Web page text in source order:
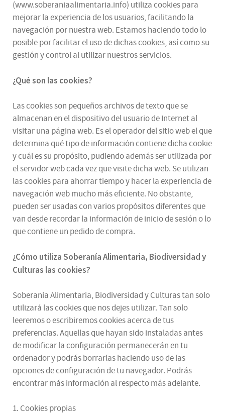
(www.soberaniaalimentaria.info) utiliza cookies para
mejorar la experiencia de los usuarios, facilitando la
navegación por nuestra web. Estamos haciendo todo lo
posible por facilitar el uso de dichas cookies, así como su
gestión y control al utilizar nuestros servicios.
¿Qué son las cookies?
Las cookies son pequeños archivos de texto que se
almacenan en el dispositivo del usuario de Internet al
visitar una página web. Es el operador del sitio web el que
determina qué tipo de información contiene dicha cookie
y cuál es su propósito, pudiendo además ser utilizada por
el servidor web cada vez que visite dicha web. Se utilizan
las cookies para ahorrar tiempo y hacer la experiencia de
navegación web mucho más eficiente. No obstante,
pueden ser usadas con varios propósitos diferentes que
van desde recordar la información de inicio de sesión o lo
que contiene un pedido de compra.
¿Cómo utilizaSoberanía Alimentaria, Biodiversidad y
Culturas las cookies?
Soberanía Alimentaria, Biodiversidad y Culturas tan solo
utilizará las cookies que nos dejes utilizar. Tan solo
leeremos o escribiremos cookies acerca de tus
preferencias. Aquellas que hayan sido instaladas antes
de modificar la configuración permanecerán en tu
ordenador y podrás borrarlas haciendo uso de las
opciones de configuración de tu navegador. Podrás
encontrar más información al respecto más adelante.
1. Cookies propias